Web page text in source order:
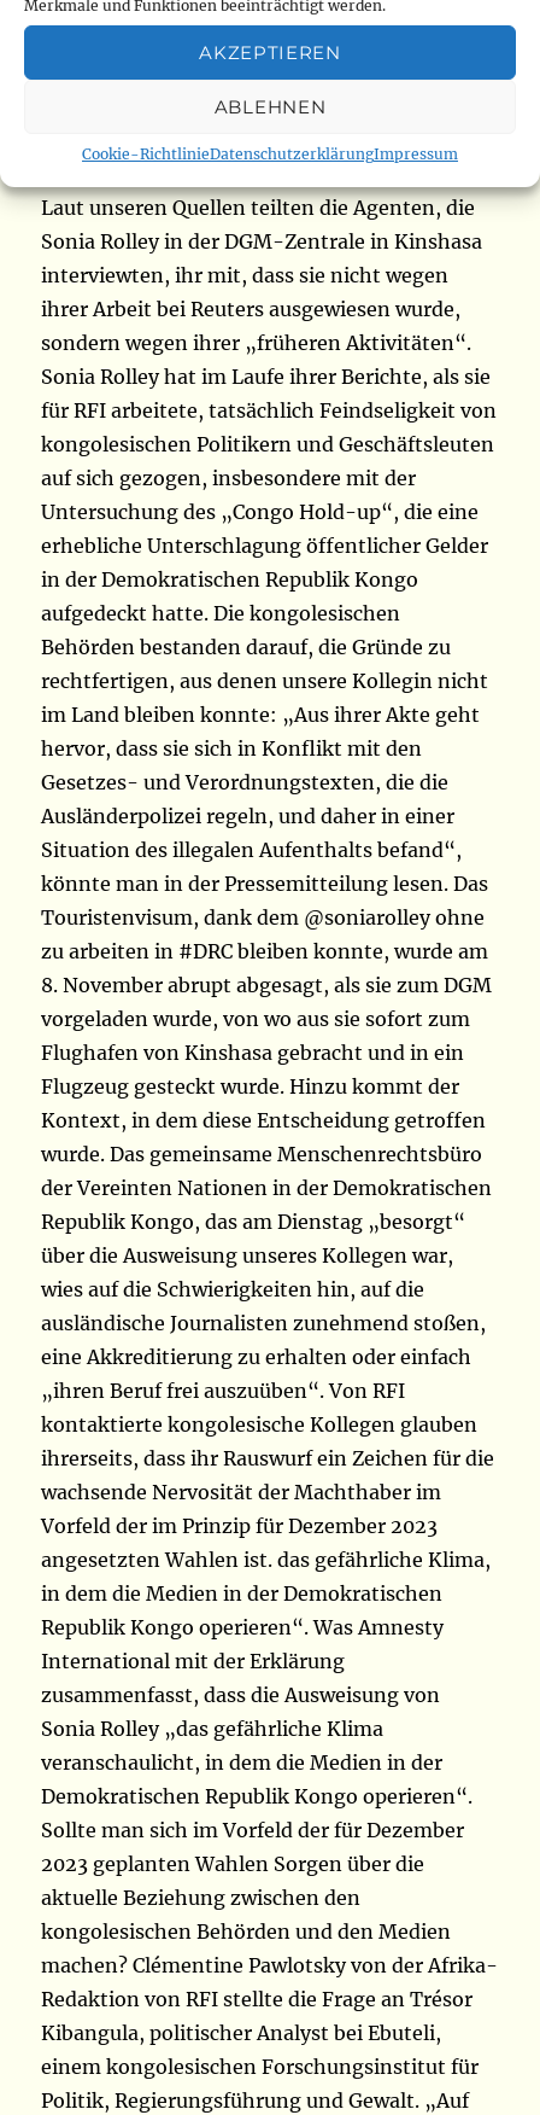
Merkmale und Funktionen beeinträchtigt werden.
AKZEPTIEREN
ABLEHNEN
Cookie-RichtlinieDatenschutzerklärungImpressum
Paris gesetzt wurde, ohne auch nur ihren
Akkreditierung. Was weißt man über die
Gründe ihrer Ausweisung?
Laut unseren Quellen teilten die Agenten, die
Sonia Rolley in der DGM-Zentrale in Kinshasa
interviewten, ihr mit, dass sie nicht wegen
ihrer Arbeit bei Reuters ausgewiesen wurde,
sondern wegen ihrer „früheren Aktivitäten“.
Sonia Rolley hat im Laufe ihrer Berichte, als sie
für RFI arbeitete, tatsächlich Feindseligkeit von
kongolesischen Politikern und Geschäftsleuten
auf sich gezogen, insbesondere mit der
Untersuchung des „Congo Hold-up“, die eine
erhebliche Unterschlagung öffentlicher Gelder
in der Demokratischen Republik Kongo
aufgedeckt hatte. Die kongolesischen
Behörden bestanden darauf, die Gründe zu
rechtfertigen, aus denen unsere Kollegin nicht
im Land bleiben konnte: „Aus ihrer Akte geht
hervor, dass sie sich in Konflikt mit den
Gesetzes- und Verordnungstexten, die die
Ausländerpolizei regeln, und daher in einer
Situation des illegalen Aufenthalts befand“,
könnte man in der Pressemitteilung lesen. Das
Touristenvisum, dank dem @soniarolley ohne
zu arbeiten in #DRC bleiben konnte, wurde am
8. November abrupt abgesagt, als sie zum DGM
vorgeladen wurde, von wo aus sie sofort zum
Flughafen von Kinshasa gebracht und in ein
Flugzeug gesteckt wurde. Hinzu kommt der
Kontext, in dem diese Entscheidung getroffen
wurde. Das gemeinsame Menschenrechtsbüro
der Vereinten Nationen in der Demokratischen
Republik Kongo, das am Dienstag „besorgt“
über die Ausweisung unseres Kollegen war,
wies auf die Schwierigkeiten hin, auf die
ausländische Journalisten zunehmend stoßen,
eine Akkreditierung zu erhalten oder einfach
„ihren Beruf frei auszuüben“. Von RFI
kontaktierte kongolesische Kollegen glauben
ihrerseits, dass ihr Rauswurf ein Zeichen für die
wachsende Nervosität der Machthaber im
Vorfeld der im Prinzip für Dezember 2023
angesetzten Wahlen ist. das gefährliche Klima,
in dem die Medien in der Demokratischen
Republik Kongo operieren“. Was Amnesty
International mit der Erklärung
zusammenfasst, dass die Ausweisung von
Sonia Rolley „das gefährliche Klima
veranschaulicht, in dem die Medien in der
Demokratischen Republik Kongo operieren“.
Sollte man sich im Vorfeld der für Dezember
2023 geplanten Wahlen Sorgen über die
aktuelle Beziehung zwischen den
kongolesischen Behörden und den Medien
machen? Clémentine Pawlotsky von der Afrika-
Redaktion von RFI stellte die Frage an Trésor
Kibangula, politischer Analyst bei Ebuteli,
einem kongolesischen Forschungsinstitut für
Politik, Regierungsführung und Gewalt. „Auf